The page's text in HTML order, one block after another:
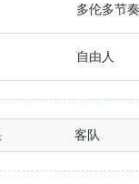
多伦多节奏
自由人
客队